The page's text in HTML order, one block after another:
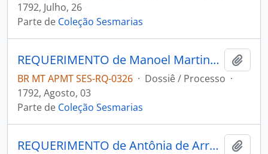
1792, Julho, 26
Parte de Coleção Sesmarias
REQUERIMENTO de Manoel Martins Colaço ao Governador e Capitão-General da Capitania de Mato Grosso João de Albuquerque de Melo Pereira e Cáceres.
BR MT APMT SES-RQ-0326 · Dossiê / Processo ·
1792, Agosto, 03
Parte de Coleção Sesmarias
REQUERIMENTO de Antônia de Arruda e Sá ao Governador e Capitão-General da Capitania de Mato Grosso João de Albuquerque de Melo Pereira e Cáceres.